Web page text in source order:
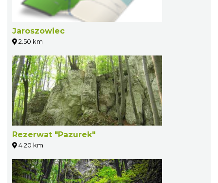
Jaroszowiec
2.50 km
Rezerwat "Pazurek"
4.20 km